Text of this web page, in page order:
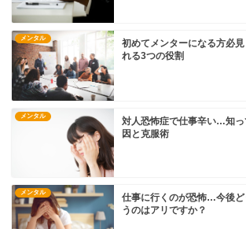
メンタル
初めてメンターになる方必
れる3つの役割
メンタル
対人恐怖症で仕事辛い…知
因と克服術
メンタル
仕事に行くのが恐怖…今後
うのはアリですか？